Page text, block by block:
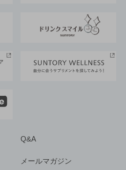
Q&A
メールマガジン